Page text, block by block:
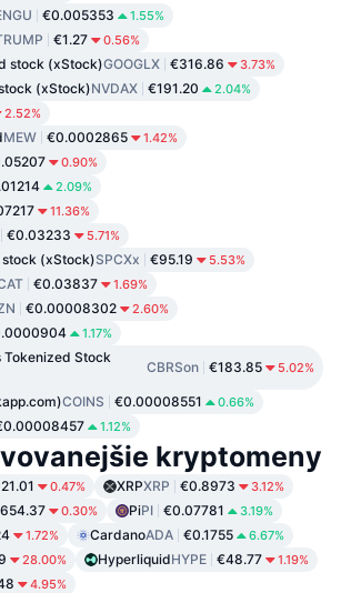
€0.005353 1.55%
€1.27 0.56%
stock (xStock)GOOGLX €316.86 3.73%
(xStock)NVDAX €191.20 2.04%
2.52%
MEW €0.0002865 1.42%
0.90%
2.09%
11.36%
€0.03233 5.71%
(xStock)SPCXx €95.19 5.53%
€0.03837 1.69%
€0.00008302 2.60%
1.17%
Stock
CBRSon €183.85 5.02%
COINS €0.00008551 0.66%
1.12%
kryptomeny
0.47% XRPXRP €0.8973 3.12%
0.30% PiPI €0.07781 3.19%
1.72% CardanoADA €0.1755 6.67%
28.00% HyperliquidHYPE €48.77 1.19%
4.95%